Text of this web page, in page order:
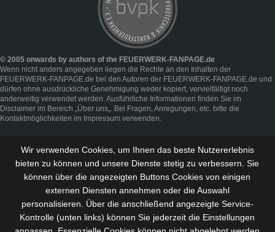
© 2005 onwards by authors of the FEUERWERK-FANPAGE.de
Wenn nicht anders angegeben liegen die Rechte an den Inhalten der
FEUERWERK-FANPAGE.de bei den Autoren der FEUERWERK-FANPAGE.de und
dürfen ohne ausdrückliche Genehmigung weder kopiert, vervielfältigt noch
anderweitig verwendet werden. Ausführliche Informationen finden Sie im
Disclaimer im Bereich „Über uns„. Bei Fragen, Anregungen, etc. bitte die
Kontaktmöglichkeiten im Impressum verwenden.
Wir verwenden Cookies, um Ihnen das beste Nutzererlebnis
bieten zu können und unsere Dienste stetig zu verbessern . Sie
können über die angezeigten Buttons Cookies von einigen
externen Diensten annehmen oder die Auswahl
personalisieren. Über die anschließend angezeigte Service-
Kontrolle (unten links) können Sie jederzeit die Einstellungen